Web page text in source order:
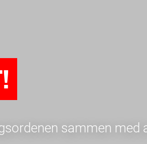
sammen med